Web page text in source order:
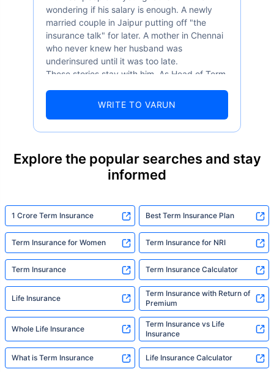
wondering if his salary is enough. A newly
married couple in Jaipur putting off "the
insurance talk" for later. A mother in Chennai
who never knew her husband was
underinsured until it was too late.
These stories stay with him. As Head of Term
numbers well — 52.4% of Indians are aware
statistic, he sees a family that just needed
someone to sit with them, explain it simply,
built to do. In his words, "Most people aren't
avoiding protection — they're just waiting for
someone to make it easy. That's what we're
here for."
WRITE TO VARUN
Explore the popular searches and stay
informed
1 Crore Term Insurance Best Term Insurance Plan
Term Insurance for Women Term Insurance for NRI
Term Insurance Term Insurance Calculator
Life Insurance
Term Insurance with Return of
Premium
Whole Life Insurance
Term Insurance vs Life
Insurance
What is Term Insurance Life Insurance Calculator